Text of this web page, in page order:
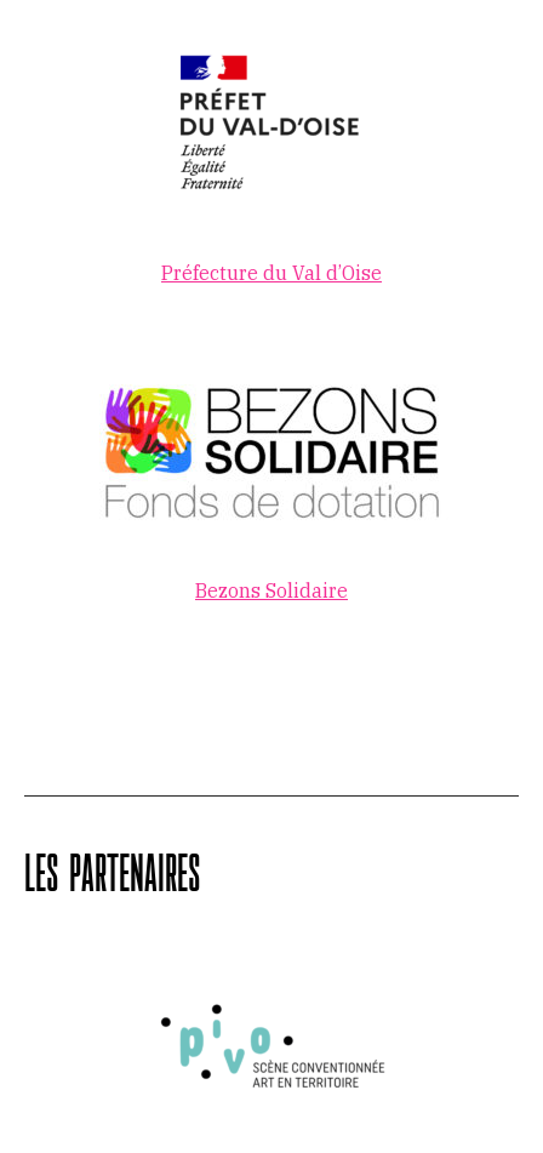
Préfecture du Val d’Oise
Bezons Solidaire
LES PARTENAIRES